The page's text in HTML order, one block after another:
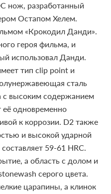
нож, разработанный
Остапом Хелем.
«Крокодил Данди».
героя фильма, и
использовал Данди.
тип clip point и
сталь
с высоким содержанием
её одновременно
к коррозии. D2 также
и высокой ударной
59-61 HRC.
а область с долом и
серого цвета.
царапины, а клинок